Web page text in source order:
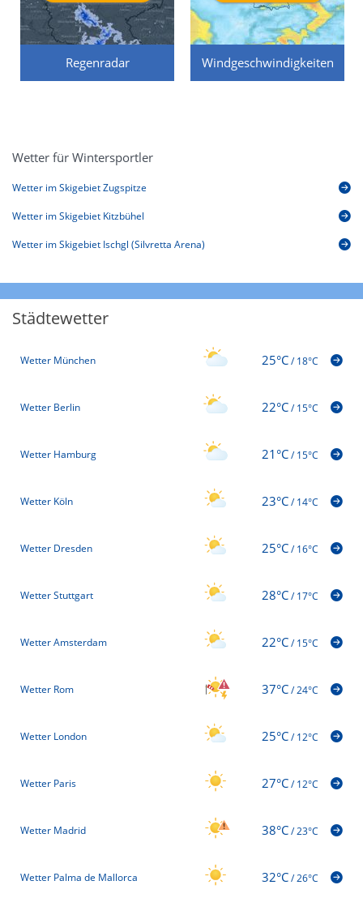
Regenradar Windgeschwindigkeiten
Wetter für Wintersportler
Wetter im Skigebiet Zugspitze
Wetter im Skigebiet Kitzbühel
Wetter im Skigebiet Ischgl (Silvretta Arena)
Städtewetter
Wetter München 25°C/18°C
Wetter Berlin 22°C/15°C
Wetter Hamburg 21°C/15°C
Wetter Köln 23°C/14°C
Wetter Dresden 25°C/16°C
Wetter Stuttgart 28°C/17°C
Wetter Amsterdam 22°C/15°C
Wetter Rom 37°C/24°C
Wetter London 25°C/12°C
Wetter Paris 27°C/12°C
Wetter Madrid 38°C/23°C
Wetter Palma de Mallorca 32°C/26°C